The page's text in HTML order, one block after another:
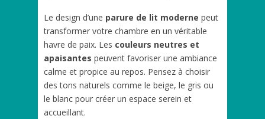
Le design d’une parure de lit moderne peut
transformer votre chambre en un véritable
havre de paix. Les couleurs neutres et
apaisantes peuvent favoriser une ambiance
calme et propice au repos. Pensez à choisir
des tons naturels comme le beige, le gris ou
le blanc pour créer un espace serein et
accueillant.